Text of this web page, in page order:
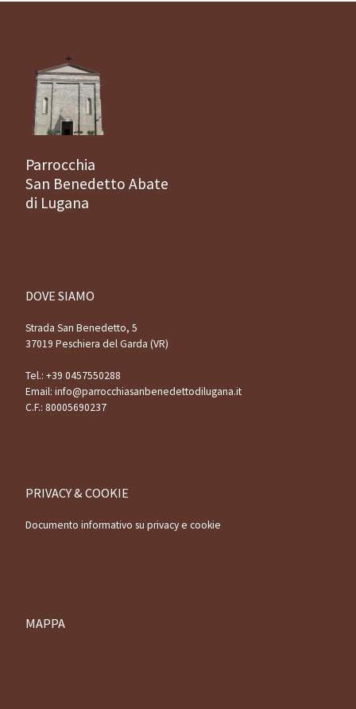
Parrocchia
San Benedetto Abate
di Lugana
DOVE SIAMO
Strada San Benedetto, 5
37019 Peschiera del Garda (VR)
Tel.: +39 0457550288
Email: info@parrocchiasanbenedettodilugana.it
C.F.: 80005690237
PRIVACY & COOKIE
Documento informativo su privacy e cookie
MAPPA